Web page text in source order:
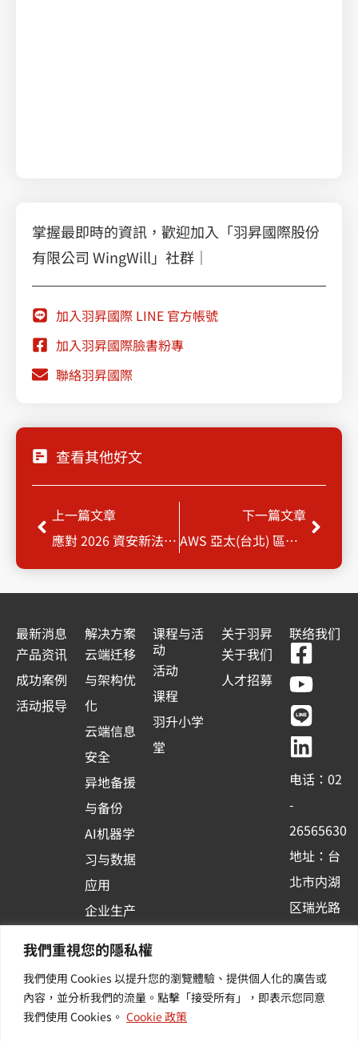
我們重視您的隱私權
我們使用 Cookies 以提升您的瀏覽體驗、提供個人化的廣告或
內容，並分析我們的流量。點擊「接受所有」，即表示您同意
我們使用 Cookies。 Cookie 政策
掌握最即時的資訊，歡迎加入「羽昇國際股份
有限公司 WingWill」社群｜
加入羽昇國際 LINE 官方帳號
加入羽昇國際臉書粉專
聯絡羽昇國際
查看其他好文
Prev
上一篇文章
應對 2026 資安新法：Google SecOps 如何自動化您的合規地圖？
下一篇文章
AWS 亞太(台北) 區域 | 合規到位，AI應用才能真正起飛！
Next
最新消息
产品资讯
成功案例
活动报导
解决方案
云端迁移
与架构优
化
云端信息
安全
异地备援
与备份
AI机器学
习与数据
应用
企业生产
容器化平
台应用
其他/增
课程与活
动
活动
课程
羽升小学
堂
关于羽昇
关于我们
人才招募
联络我们
F
a
c
e
b
o
o
k
-
s
q
u
r
e
Y
o
u
t
u
b
e
L
i
n
e
L
i
n
k
e
d
i
n
电话：02
-
26565630
地址：台
北市内湖
区瑞光路
订阅羽升
新讯 | 提